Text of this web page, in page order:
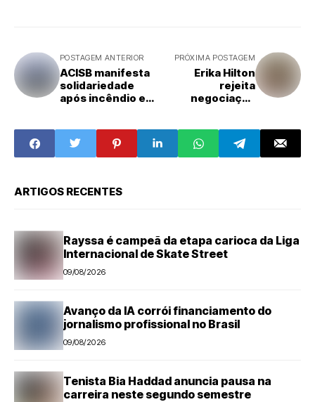
POSTAGEM ANTERIOR
ACISB manifesta
solidariedade
após incêndio em
de Santa Bárbara
d’Oeste
PRÓXIMA POSTAGEM
Erika Hilton
rejeita
negociação
na PEC da 6x1
ARTIGOS RECENTES
Rayssa é campeã da etapa carioca da Liga
Internacional de Skate Street
09/08/2026
Avanço da IA corrói financiamento do
jornalismo profissional no Brasil
09/08/2026
Tenista Bia Haddad anuncia pausa na
carreira neste segundo semestre